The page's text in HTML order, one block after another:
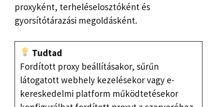
proxyként, terheléselosztóként és
gyorsítótárazási megoldásként.
Tudtad
Fordított proxy beállításakor, sűrűn
látogatott webhely kezelésekor vagy e-
kereskedelmi platform működtetésekor